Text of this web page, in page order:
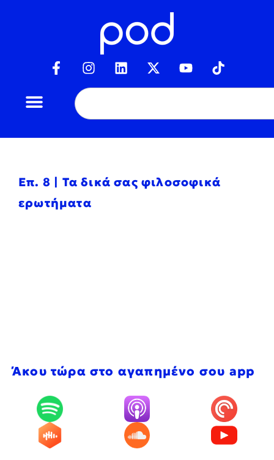
Επ. 8 | Τα δικά σας φιλοσοφικά
ερωτήματα
Άκου τώρα στο αγαπημένο σου app